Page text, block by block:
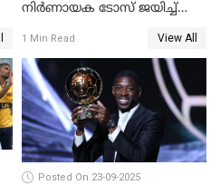
നിര്‍ണായക ടോസ് ജയിച്ച്
ഇന്ത്യയ്ക്ക് ബാറ്റിംഗ്
1 Min Read View All
Posted On 23-09-2025